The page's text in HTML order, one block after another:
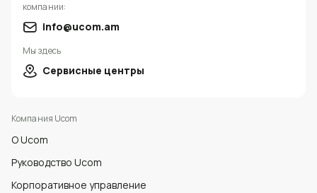
Компания Ucom
О Ucom
Руководство Ucom
Корпоративное управление
компании:
info@ucom.am
Мы здесь
Сервисные центры